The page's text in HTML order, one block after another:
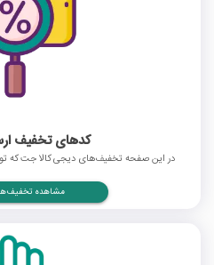
کدهای تخفیف
در این صفحه تخفیف‌های دیجی کالا جت که
مشاهده